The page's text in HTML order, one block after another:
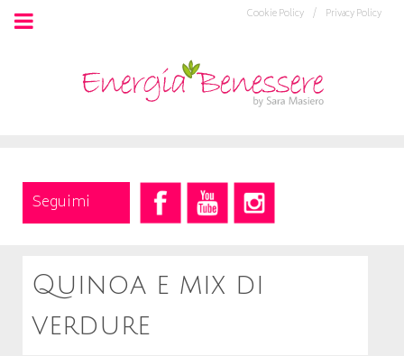
Privacy Policy
Cookie Policy /
Seguimi
Quinoa e mix di
verdure